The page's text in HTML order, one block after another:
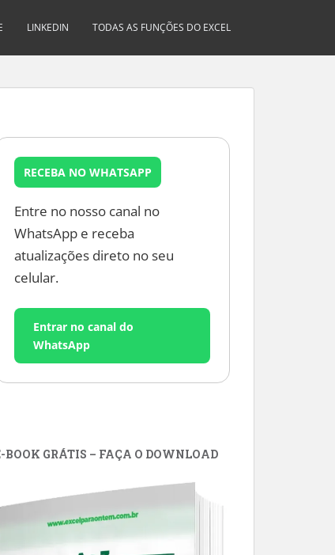
LINKEDIN TODAS AS FUNÇÕES DO EXCEL
RECEBA NO WHATSAPP
Entre no nosso canal no
WhatsApp e receba
atualizações direto no seu
celular.
Entrar no canal do
WhatsApp
BOOK GRÁTIS – FAÇA O DOWNLOAD